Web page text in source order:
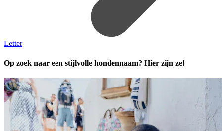
Letter
Op zoek naar een stijlvolle hondennaam? Hier zijn ze!